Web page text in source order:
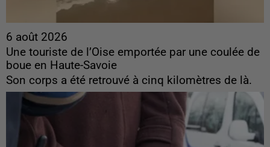
6 août 2026
Une touriste de l’Oise emportée par une coulée de
boue en Haute-Savoie
Son corps a été retrouvé à cinq kilomètres de là.